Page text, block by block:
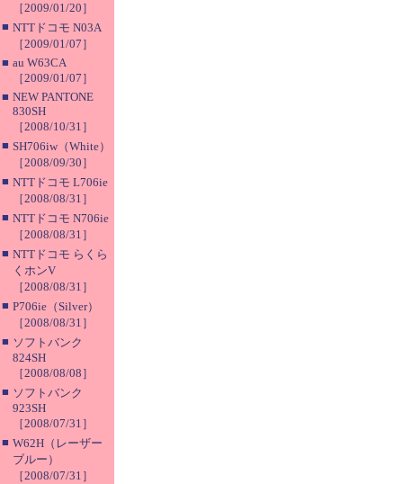
［2009/01/20］
■ NTTドコモ N03A
［2009/01/07］
■ au W63CA
［2009/01/07］
■ NEW PANTONE
830SH
［2008/10/31］
■ SH706iw（White）
［2008/09/30］
■ NTTドコモ L706ie
［2008/08/31］
■ NTTドコモ N706ie
［2008/08/31］
■ NTTドコモ らくら
くホンV
［2008/08/31］
■ P706ie（Silver）
［2008/08/31］
■ ソフトバンク
824SH
［2008/08/08］
■ ソフトバンク
923SH
［2008/07/31］
■ W62H（レーザー
ブルー）
［2008/07/31］